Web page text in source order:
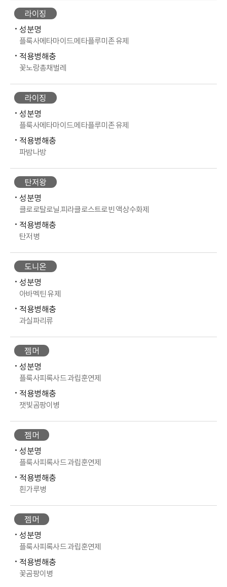
라이징
성분명
플룩사메타마이드.메타플루미존 유제
적용병해충
꽃노랑총채벌레
라이징
성분명
플룩사메타마이드.메타플루미존 유제
적용병해충
파밤나방
탄저왕
성분명
클로로탈로닐.피라클로스트로빈 액상수화제
적용병해충
탄저병
도니온
성분명
아바멕틴 유제
적용병해충
과실파리류
젬머
성분명
플룩사피록사드 과립훈연제
적용병해충
잿빛곰팡이병
젬머
성분명
플룩사피록사드 과립훈연제
적용병해충
흰가루병
젬머
성분명
플룩사피록사드 과립훈연제
적용병해충
꽃곰팡이병